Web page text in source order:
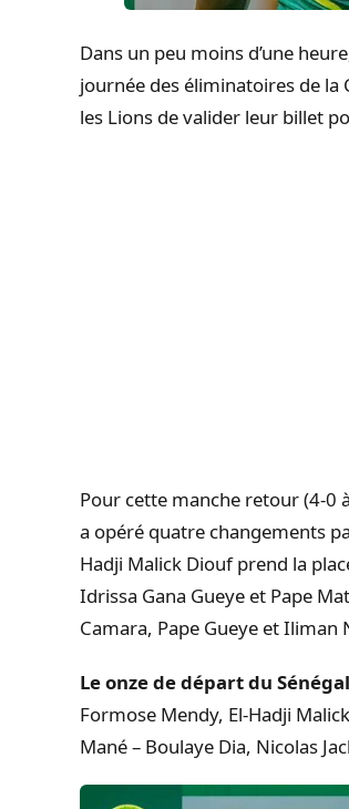
Dans un peu moins d’une
journée des éliminatoires de la
les Lions de valider leur billet
Pour cette manche retour (4-0
a opéré quatre changements
Hadji Malick Diouf prend la
Idrissa Gana Gueye et Pape
Camara, Pape Gueye et Iliman
Le onze de départ du
Formose Mendy, El-Hadji
Mané – Boulaye Dia, Nicolas